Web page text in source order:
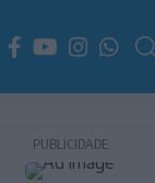
PUBLICIDADE